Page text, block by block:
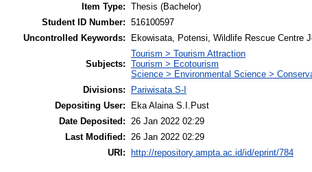
Item Type: Thesis (Bachelor)
Student ID Number: 516100597
Uncontrolled Keywords:
Ekowisata, Potensi, Wildlife Rescue Centre
Subjects:
Tourism > Tourism Attraction
Tourism > Ecotourism
Science > Environmental Science >
Divisions:
Pariwisata S-I
Depositing User:
Eka Alaina S.I.Pust
Date Deposited:
26 Jan 2022 02:29
Last Modified:
26 Jan 2022 02:29
URI:
http://repository.ampta.ac.id/id/eprint/784